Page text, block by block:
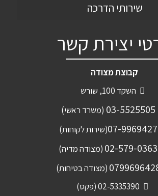
שירותי הדרכה
יצירת קשר
קבוצת מצודה
השקד 100, שורש
03-5525505 (משרד ראשי)
07-9969427(שירות לקוחות)
02-579-0363 (מצודה מדיה)
(מצודה בטיחות)
02-5335390 (פקס)